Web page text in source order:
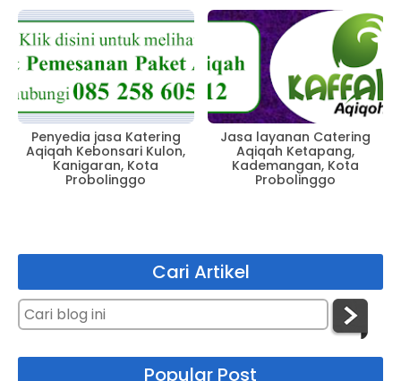
Penyedia jasa Katering
Aqiqah Kebonsari Kulon,
Kanigaran, Kota
Probolinggo
Jasa layanan Catering
Aqiqah Ketapang,
Kademangan, Kota
Probolinggo
Cari Artikel
Popular Post